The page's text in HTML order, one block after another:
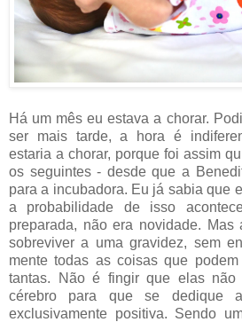
Há um mês eu estava a chorar.
ser mais tarde, a hora é
estaria a chorar, porque foi assim
os seguintes - desde que a
para a incubadora. Eu já sabia que
a probabilidade de isso
preparada, não era novidade.
sobreviver a uma gravidez, sem
mente todas as coisas que
tantas. Não é fingir que elas
cérebro para que se dedique
exclusivamente positiva. Sendo